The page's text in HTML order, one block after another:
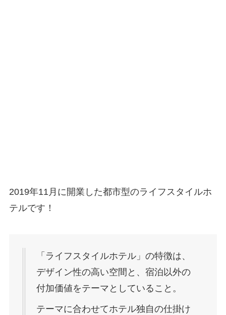
2019年11月に開業した都市型のライフスタイルホ
テルです！
「ライフスタイルホテル」の特徴は、
デザイン性の高い空間と、宿泊以外の
付加価値をテーマとしていること。
テーマに合わせてホテル独自の仕掛け